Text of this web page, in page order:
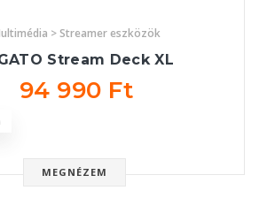
> Streamer eszközök
Stream Deck XL
94 990 Ft
MEGNÉZEM